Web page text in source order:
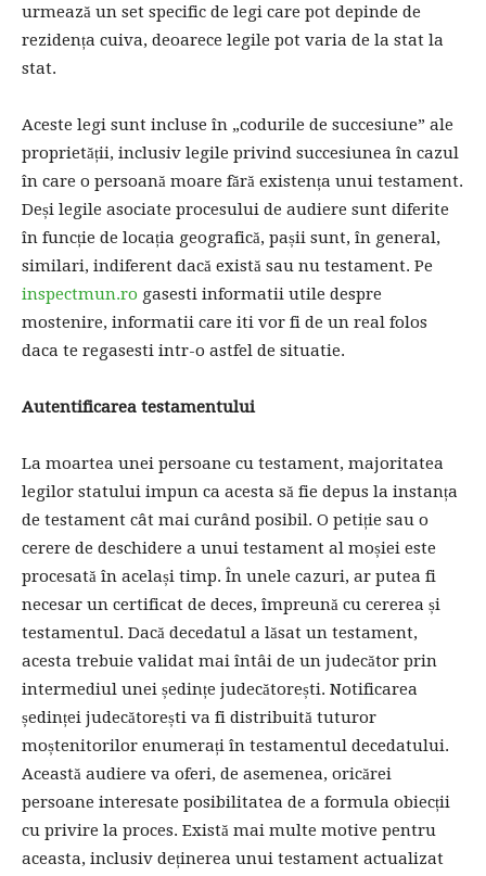
urmează un set specific de legi care pot depinde de
rezidența cuiva, deoarece legile pot varia de la stat la
stat.
Aceste legi sunt incluse în „codurile de succesiune” ale
proprietății, inclusiv legile privind succesiunea în cazul
în care o persoană moare fără existența unui testament.
Deși legile asociate procesului de audiere sunt diferite
în funcție de locația geografică, pașii sunt, în general,
similari, indiferent dacă există sau nu testament. Pe
inspectmun.ro gasesti informatii utile despre
mostenire, informatii care iti vor fi de un real folos
daca te regasesti intr-o astfel de situatie.
Autentificarea testamentului
La moartea unei persoane cu testament, majoritatea
legilor statului impun ca acesta să fie depus la instanța
de testament cât mai curând posibil. O petiție sau o
cerere de deschidere a unui testament al moșiei este
procesată în același timp. În unele cazuri, ar putea fi
necesar un certificat de deces, împreună cu cererea și
testamentul. Dacă decedatul a lăsat un testament,
acesta trebuie validat mai întâi de un judecător prin
intermediul unei ședințe judecătorești. Notificarea
ședinței judecătorești va fi distribuită tuturor
moștenitorilor enumerați în testamentul decedatului.
Această audiere va oferi, de asemenea, oricărei
persoane interesate posibilitatea de a formula obiecții
cu privire la proces. Există mai multe motive pentru
aceasta, inclusiv deținerea unui testament actualizat